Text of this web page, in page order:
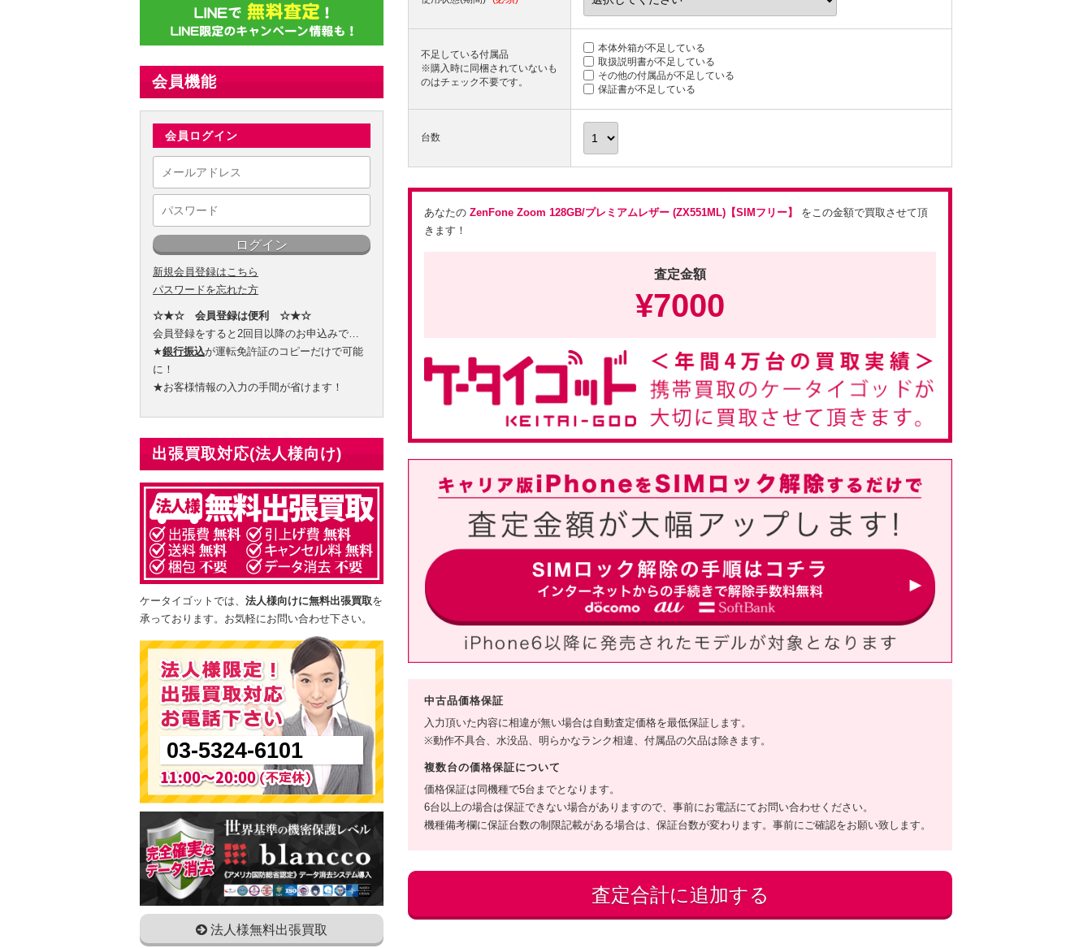
不足している付属品
※購入時に同梱されていないも
のはチェック不要です。
本体外箱が不足している
取扱説明書が不足している
その他の付属品が不足している
保証書が不足している
台数
あなたの ZenFone Zoom 128GB/プレミアムレザー (ZX551ML)【SIMフリー】
をこの金額で買取させて頂
きます！
査定金額
¥7000
中古品価格保証
入力頂いた内容に相違が無い場合は自動査定価格を最低保証します。
※動作不具合、水没品、明らかなランク相違、付属品の欠品は除きます。
複数台の価格保証について
価格保証は同機種で5台までとなります。
6台以上の場合は保証できない場合がありますので、事前にお電話にてお問い合わせください。
機種備考欄に保証台数の制限記載がある場合は、保証台数が変わります。事前にご確認をお願い致します。
会員機能
会員ログイン
新規会員登録はこちら
パスワードを忘れた方
☆★☆ 会員登録は便利 ☆★☆
会員登録をすると2回目以降のお申込みで…
★銀行振込が運転免許証のコピーだけで可能
に！
★お客様情報の入力の手間が省けます！
出張買取対応(法人様向け)
ケータイゴットでは、 法人様向けに無料出張買取を
承っております。お気軽にお問い合わせ下さい。
03-5324-6101
法人様無料出張買取